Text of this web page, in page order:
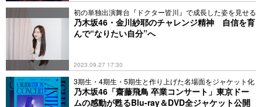
初の単独出演舞台『ドクター皆川』で成長した姿を見せる
乃木坂46・金川紗耶のチャレンジ精神 自信を育
んで“なりたい自分”へ
2023.09.27 17:30
3期生・4期生・5期生と作り上げた名場面をジャケット化
乃木坂46「齋藤飛鳥 卒業コンサート」東京ドー
ムの感動が甦るBlu-ray＆DVD全ジャケット公開